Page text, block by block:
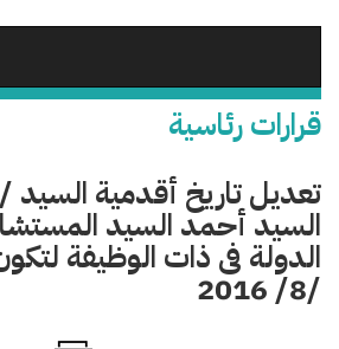
قرارات رئاسية
تعديل تاريخ أقدمية
السيد أحمد السيد
/8/ 2016